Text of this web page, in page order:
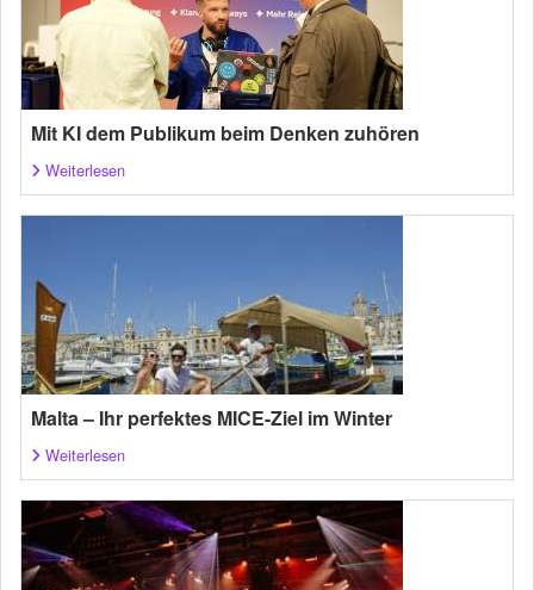
Mit KI dem Publikum beim Denken zuhören
Weiterlesen
Malta – Ihr perfektes MICE-Ziel im Winter
Weiterlesen